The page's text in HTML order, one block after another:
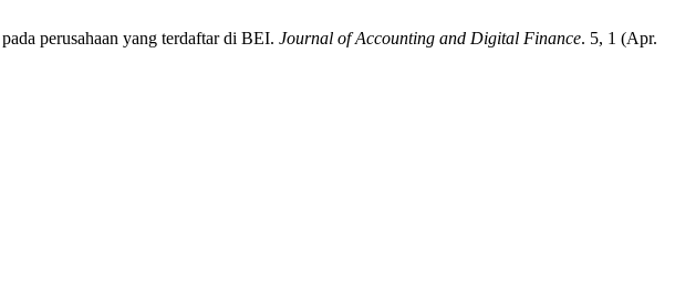
perusahaan yang terdaftar di BEI. Journal of Accounting and Digital Finance. 5, 1 (Apr.